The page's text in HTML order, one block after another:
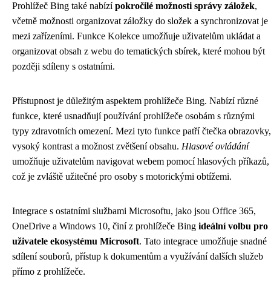
Prohlížeč Bing také nabízípokročilé možnosti správy záložek,
včetně možnosti organizovat záložky do složek a synchronizovat je
mezi zařízeními. Funkce Kolekce umožňuje uživatelům ukládat a
organizovat obsah z webu do tematických sbírek, které mohou být
později sdíleny s ostatními.
Přístupnost je důležitým aspektem prohlížeče Bing. Nabízí různé
funkce, které usnadňují používání prohlížeče osobám s různými
typy zdravotních omezení. Mezi tyto funkce patří čtečka obrazovky,
vysoký kontrast a možnost zvětšení obsahu. Hlasové ovládání
umožňuje uživatelům navigovat webem pomocí hlasových příkazů,
což je zvláště užitečné pro osoby s motorickými obtížemi.
Integrace s ostatními službami Microsoftu, jako jsou Office 365,
OneDrive a Windows 10, činí z prohlížeče Bing ideální volbu pro
uživatele ekosystému Microsoft. Tato integrace umožňuje snadné
sdílení souborů, přístup k dokumentům a využívání dalších služeb
přímo z prohlížeče.